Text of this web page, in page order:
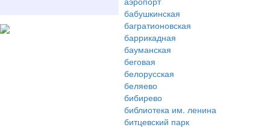
бабушкинская
багратионовская
баррикадная
бауманская
беговая
белорусская
беляево
бибирево
библиотека им. ленина
битцевский парк